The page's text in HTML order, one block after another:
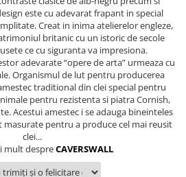
este cu adevarat frapant in special
Creat in inima atelierelor engleze,
britanic cu un istoric de secole
ce cu siguranta va impresiona.
adevarate “opere de arta” urmeaza cu
Organismul de lut pentru producerea
traditional din clei special pentru
pentru rezistenta si piatra Cornish,
Acestui amestec i se adauga bineinteles
pentru a produce cel mai reusit
clei...
mult despreCAVERSWALL